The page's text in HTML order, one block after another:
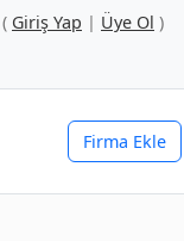
Giriş Yap | Üye Ol )
Firma Ekle